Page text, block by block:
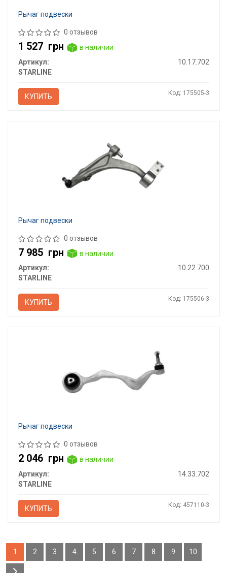
Рычаг подвески
0 отзывов
1 527 грн
в наличии
Артикул:
10.17.702
STARLINE
КУПИТЬ Код: 175505-3
Рычаг подвески
0 отзывов
7 985 грн
в наличии
Артикул:
10.22.700
STARLINE
КУПИТЬ Код: 175506-3
Рычаг подвески
0 отзывов
2 046 грн
в наличии
Артикул:
14.33.702
STARLINE
КУПИТЬ Код: 457110-3
1 2 3 4 5 6 7 8 9 10